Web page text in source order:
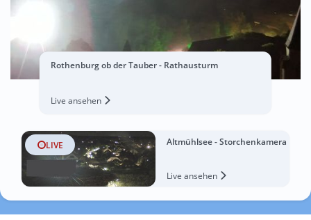
Rothenburg ob der Tauber - Rathausturm
Live ansehen
LIVE Altmühlsee - Storchenkamera
Live ansehen